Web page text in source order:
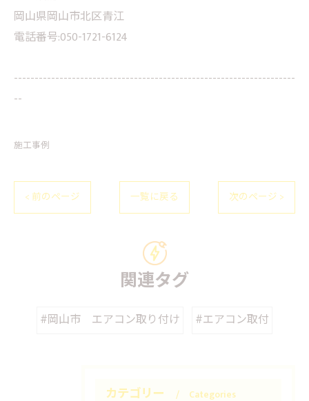
岡山県岡山市北区青江
電話番号:050-1721-6124
--------------------------------------------------------------------
--
施工事例
< 前のページ 一覧に戻る 次のページ >
関連タグ
#岡山市 エアコン取り付け #エアコン取付
カテゴリー Categories